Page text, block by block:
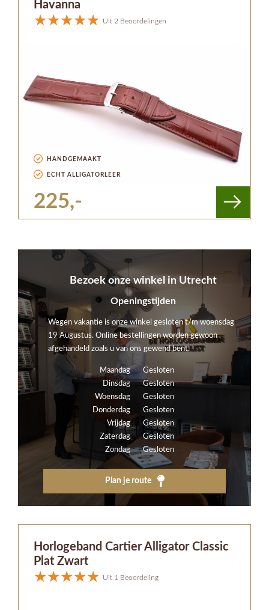
Havanna
Uit 2 Beoordelingen
HANDGEMAAKT
ECHT ALLIGATORLEER
225,-
Bezoek onze winkel in Utrecht
Openingstijden
Wegen vakantie is onze winkel gesloten t/m woensdag
19 Augustus. Online bestellingen worden gewoon
afgehandeld zoals u van ons gewend bent.
Maandag
Gesloten
Dinsdag
Gesloten
Woensdag
Gesloten
Donderdag
Gesloten
Vrijdag
Gesloten
Zaterdag
Gesloten
Zondag
Gesloten
Plan je route
Horlogeband Cartier Alligator Classic
Plat Zwart
Uit 1 Beoordeling